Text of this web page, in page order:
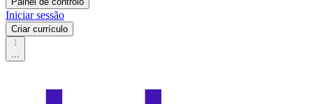
Iniciar sessão
Criar currículo
...